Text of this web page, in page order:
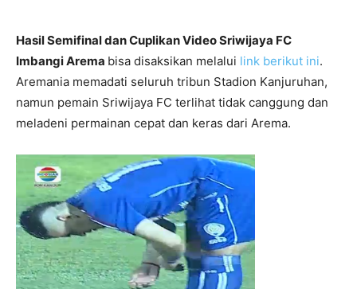
Hasil Semifinal dan Cuplikan Video Sriwijaya FC
Imbangi Arema bisa disaksikan melalui link berikut ini.
Aremania memadati seluruh tribun Stadion Kanjuruhan,
namun pemain Sriwijaya FC terlihat tidak canggung dan
meladeni permainan cepat dan keras dari Arema.